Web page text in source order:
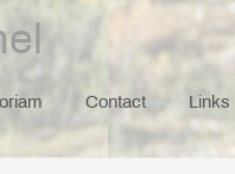
Contact Links